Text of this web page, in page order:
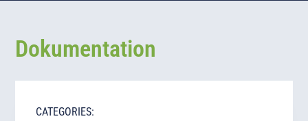
Dokumentation
CATEGORIES: